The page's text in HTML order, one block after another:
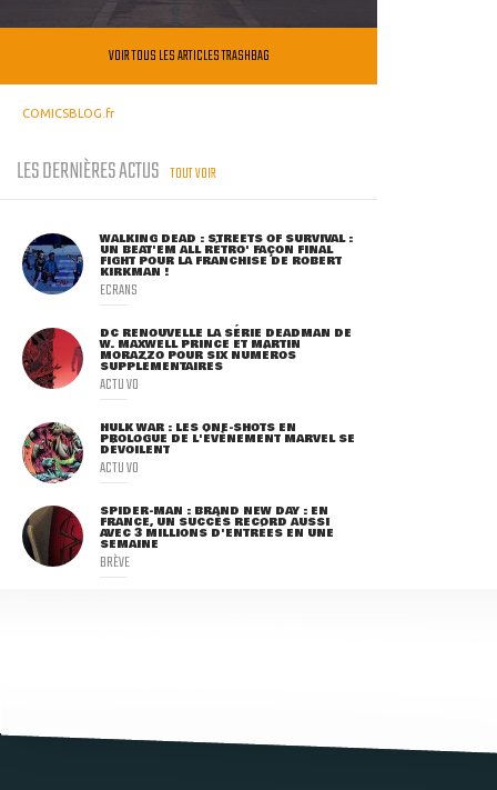
VOIR TOUS LES ARTICLES TRASHBAG
COMICSBLOG.fr
LES DERNIÈRES ACTUS TOUT VOIR
WALKING DEAD : STREETS OF SURVIVAL :
UN BEAT'EM ALL RÉTRO' FAÇON FINAL
FIGHT POUR LA FRANCHISE DE ROBERT
KIRKMAN !
ECRANS
DC RENOUVELLE LA SÉRIE DEADMAN DE
W. MAXWELL PRINCE ET MARTIN
MORAZZO POUR SIX NUMÉROS
SUPPLÉMENTAIRES
ACTU VO
HULK WAR : LES ONE-SHOTS EN
PROLOGUE DE L'ÉVÈNEMENT MARVEL SE
DÉVOILENT
ACTU VO
SPIDER-MAN : BRAND NEW DAY : EN
FRANCE, UN SUCCÈS RECORD AUSSI
AVEC 3 MILLIONS D'ENTRÉES EN UNE
SEMAINE
BRÈVE